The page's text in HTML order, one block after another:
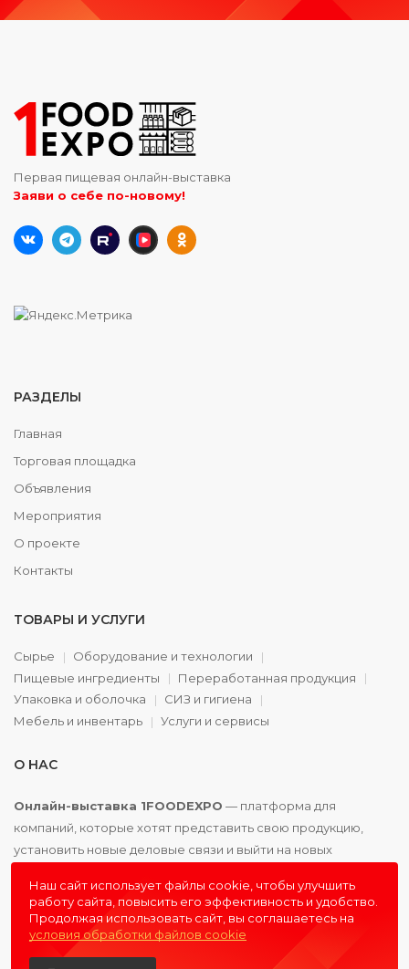
Первая пищевая онлайн-выставка
Заяви о себе по-новому!
РАЗДЕЛЫ
Главная
Торговая площадка
Объявления
Мероприятия
О проекте
Контакты
ТОВАРЫ И УСЛУГИ
Сырье
Оборудование и технологии
Пищевые ингредиенты
Переработанная продукция
Упаковка и оболочка
СИЗ и гигиена
Мебель и инвентарь
Услуги и сервисы
О НАС
Онлайн-выставка 1FOODEXPO — платформа для
компаний, которые хотят представить свою продукцию,
установить новые деловые связи и выйти на новых
Наш сайт использует файлы cookie, чтобы улучшить
работу сайта, повысить его эффективность и удобство.
Продолжая использовать сайт, вы соглашаетесь на
условия обработки файлов cookie